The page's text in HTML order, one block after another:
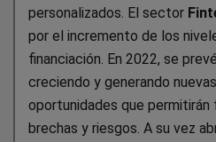
personalizados. El sector
por el incremento de los
financiación. En 2022, se
creciendo y generando
oportunidades que permitirán
brechas y riesgos. A su vez